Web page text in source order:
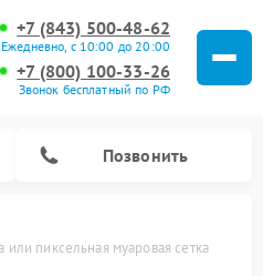
+7 (843) 500-48-62
Ежедневно, с 10:00 до 20:00
+7 (800) 100-33-26
Звонок бесплатный по РФ
Позвонить
или пиксельная муаровая сетка